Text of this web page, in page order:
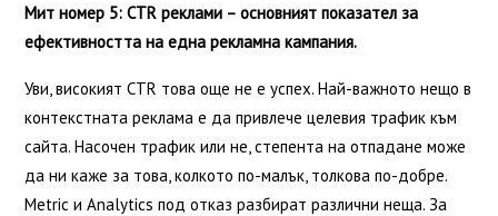
Мит номер 5: CTR реклами – основният показател за
ефективността на една рекламна кампания.
Уви, високият CTR това още не е успех. Най-важното нещо в
контекстната реклама е да привлече целевия трафик към
сайта. Насочен трафик или не, степента на отпадане може
да ни каже за това, колкото по-малък, толкова по-добре.
Metric и Analytics под отказ разбират различни неща. За